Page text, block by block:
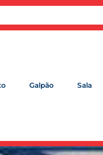
Galpão Sala